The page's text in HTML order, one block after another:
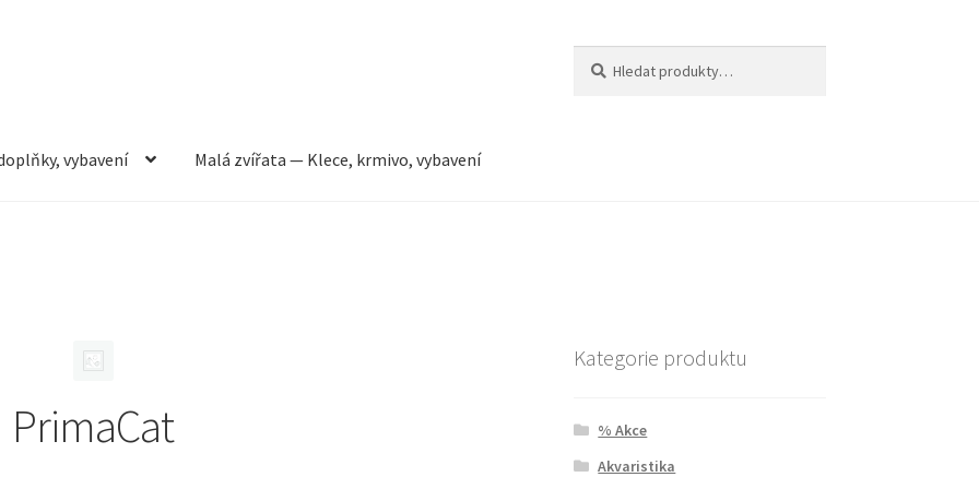
vybavení Malá zvířata — Klece, krmivo, vybavení
PrimaCat
Kategorie produktu
% Akce
Akvaristika